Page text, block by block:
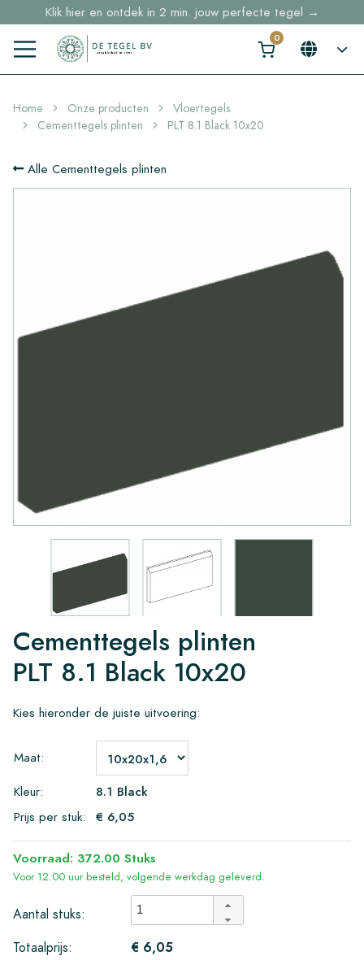
Klik hier en ontdek in 2 min. jouw perfecte tegel →
Sample bestellingen vanaf €30,- gratis thuisbezorgd
Voorraaditems binnen 2 werkdagen geleverd in NL en BE
Home Onze producten
Vloertegels
Cementtegels plinten
PLT 8.1 Black 10x20
Alle Cementtegels plinten
Cementtegels plinten
PLT 8.1 Black 10x20
Kies hieronder de juiste uitvoering:
Maat:
Kleur:
8.1 Black
Prijs per stuk:
€ 6,05
Voorraad: 372.00 Stuks
Voor 12:00 uur besteld, volgende werkdag geleverd.
Aantal stuks:
Totaalprijs:
€ 6,05